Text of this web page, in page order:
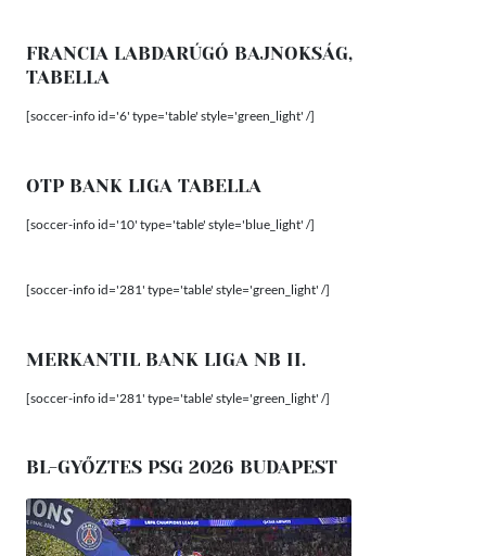
FRANCIA LABDARÚGÓ BAJNOKSÁG,
TABELLA
[soccer-info id='6' type='table' style='green_light' /]
OTP BANK LIGA TABELLA
[soccer-info id='10' type='table' style='blue_light' /]
[soccer-info id='281' type='table' style='green_light' /]
MERKANTIL BANK LIGA NB II.
[soccer-info id='281' type='table' style='green_light' /]
BL-GYŐZTES PSG 2026 BUDAPEST